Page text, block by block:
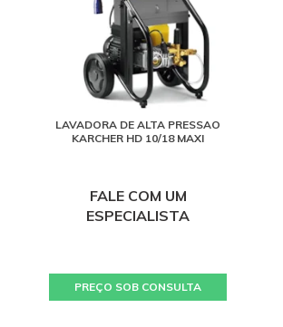
LAVADORA DE ALTA PRESSAO
KARCHER HD 10/18 MAXI
FALE COM UM
ESPECIALISTA
PREÇO SOB CONSULTA